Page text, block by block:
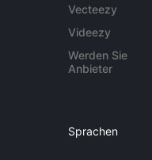
Vecteezy
Videezy
Werden Sie
Anbieter
Sprachen